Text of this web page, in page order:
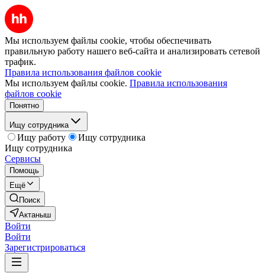
Мы используем файлы cookie, чтобы обеспечивать
правильную работу нашего веб-сайта и анализировать сетевой
трафик.
Правила использования файлов cookie
Мы используем файлы cookie. Правила использования
файлов cookie
Понятно
Ищу сотрудника
Ищу работу
Ищу сотрудника
Ищу сотрудника
Сервисы
Помощь
Ещё
Поиск
Актаныш
Войти
Войти
Зарегистрироваться